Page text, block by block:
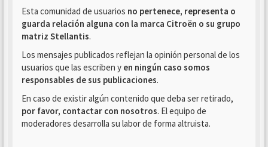
Esta comunidad de usuarios no pertenece, representa o
guarda relación alguna con la marca Citroën o su grupo
matriz Stellantis.
Los mensajes publicados reflejan la opinión personal de los
usuarios que las escriben y en ningún caso somos
responsables de sus publicaciones.
En caso de existir algún contenido que deba ser retirado,
por favor, contactar con nosotros. El equipo de
moderadores desarrolla su labor de forma altruista.